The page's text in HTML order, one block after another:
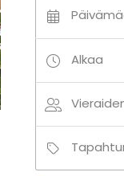
Alkaa